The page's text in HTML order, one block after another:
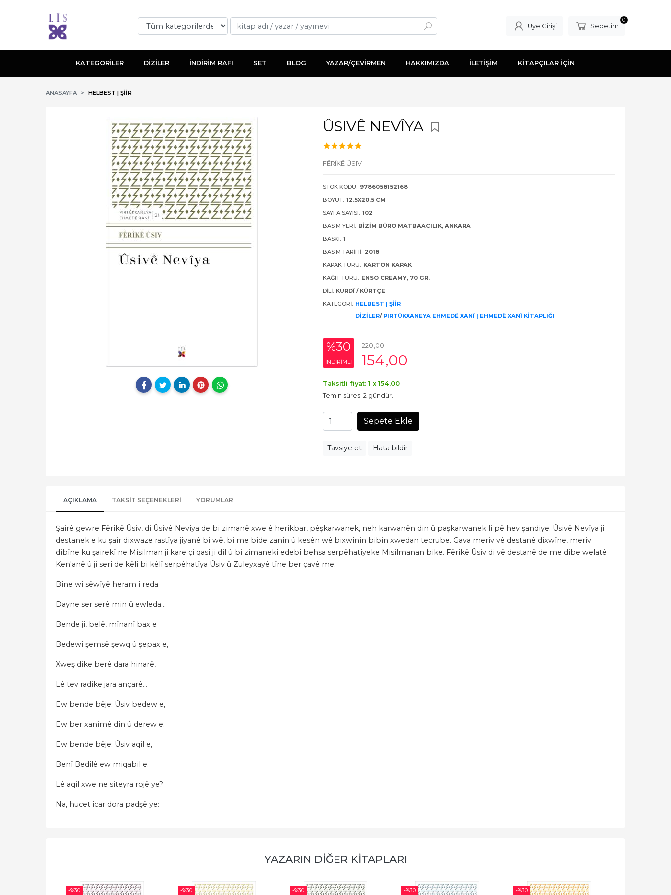
Üye Girişi Sepetim
0
KATEGORİLER DİZİLER İNDİRİM RAFI SET BLOG YAZAR/ÇEVİRMEN HAKKIMIZDA İLETİŞİM KİTAPÇILAR İÇİN
ANASAYFA HELBEST | ŞİİR
ÛSIVÊ NEVÎYA
FÊRÎKÊ ÛSIV
STOK KODU: 9786058152168
BOYUT: 12.5X20.5 CM
SAYFA SAYISI: 102
BASIM YERI: BIZIM BÜRO MATBAACILIK, ANKARA
BASKI: 1
BASIM TARIHI: 2018
KAPAK TÜRÜ: KARTON KAPAK
KAĞIT TÜRÜ: ENSO CREAMY, 70 GR.
DILI: KURDÎ / KÜRTÇE
KATEGORI: HELBEST | ŞİİR
DİZİLER/ PIRTÛKXANEYA EHMEDÊ XANÎ | EHMEDÊ XANÎ KİTAPLIĞI
%30
INDIRIMLI
220,00
154,00
Taksitli fiyat: 1 x 154,00
Temin süresi 2 gündür.
Sepete Ekle
Tavsiye et Hata bildir
AÇIKLAMA TAKSIT SEÇENEKLERI YORUMLAR
Şairê gewre Fêrîkê Ûsiv, di Ûsivê Nevîya de bi zimanê xwe ê herikbar, pêşkarwanek, neh karwanên din û paşkarwanek li pê hev şandiye. Ûsivê Nevîya jî
destanek e ku şair dixwaze rastîya jîyanê bi wê, bi me bide zanîn û kesên wê bixwînin bibin xwedan tecrube. Gava meriv vê destanê dixwîne, meriv
dibîne ku şairekî ne Misilman jî kare çi qasî ji dil û bi zimanekî edebî behsa serpêhatîyeke Misilmanan bike. Fêrîkê Ûsiv di vê destanê de me dibe welatê
Ken'anê û ji serî de kêlî bi kêlî serpêhatîya Ûsiv û Zuleyxayê tîne ber çavê me.
Bîne wî sêwîyê heram î reda
Dayne ser serê min û ewleda…
Bende jî, belê, mînanî bax e
Bedewî şemsê şewq û şepax e,
Xweş dike berê dara hinarê,
Lê tev radike jara ançarê…
Ew bende bêje: Ûsiv bedew e,
Ew ber xanimê dîn û derew e.
Ew bende bêje: Ûsiv aqil e,
Benî Bedîlê ew miqabil e.
Lê aqil xwe ne siteyra rojê ye?
Na, hucet îcar dora padşê ye:
YAZARIN DİĞER KİTAPLARI
-%30 -%30 -%30 -%30 -%30